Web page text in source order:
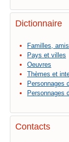
Dictionnaire
Familles,
Pays et villes
Oeuvres
Thèmes et
Personnages
Personnages
Contacts